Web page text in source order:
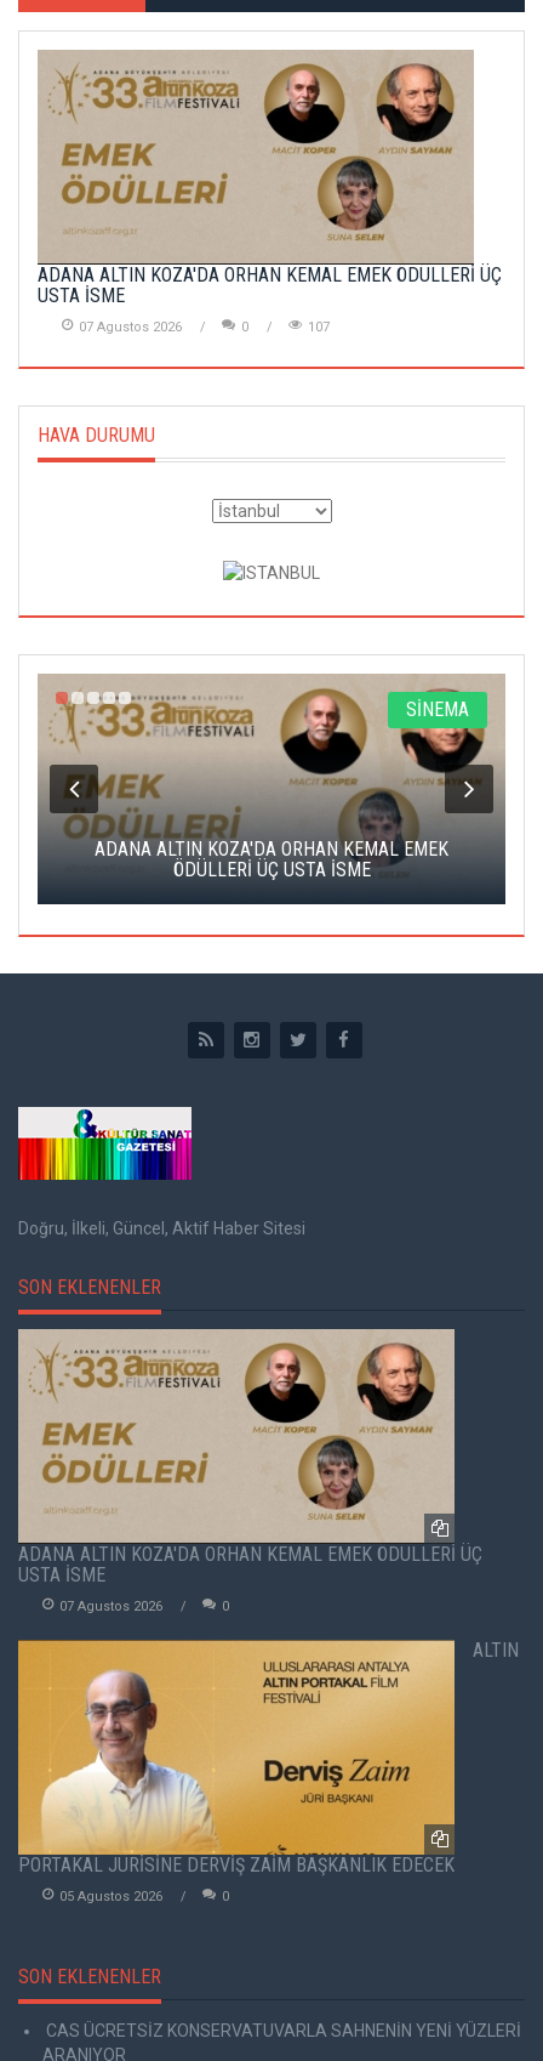
ADANA ALTIN KOZA'DA ORHAN KEMAL EMEK ÖDÜLLERİ ÜÇ
USTA İSME
07 Agustos 2026 0 107
HAVA DURUMU
SİNEMA
ADANA ALTIN KOZA'DA ORHAN KEMAL EMEK
ÖDÜLLERİ ÜÇ USTA İSME
Doğru, İlkeli, Güncel, Aktif Haber Sitesi
SON EKLENENLER
ADANA ALTIN KOZA'DA ORHAN KEMAL EMEK ÖDÜLLERİ ÜÇ
USTA İSME
07 Agustos 2026 0
ALTIN
PORTAKAL JÜRİSİNE DERVİŞ ZAİM BAŞKANLIK EDECEK
05 Agustos 2026 0
SON EKLENENLER
CAS ÜCRETSİZ KONSERVATUVARLA SAHNENİN YENİ YÜZLERİ
ARANIYOR